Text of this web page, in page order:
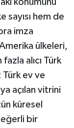
konumunu
sayısı hem de
imza
ülkeleri,
alıcı Türk
ev ve
açılan vitrini
küresel
bir